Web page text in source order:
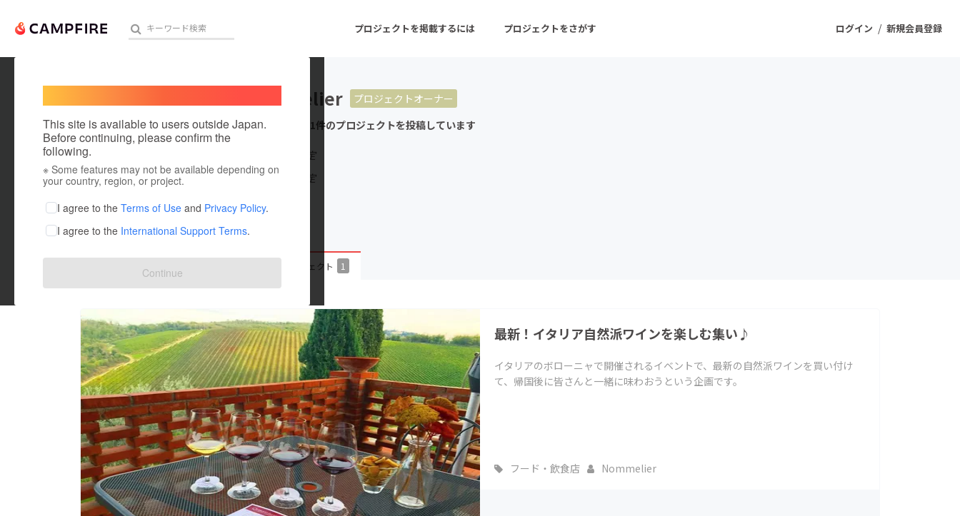
ログイン / 新規会員登録
プロジェクトを掲載するには プロジェクトをさがす
人気のプロジェクト 注目のリターン 注目の新着プロジェクト
アート・写真
テクノロジー・ガジェット
映像・映画
ビジネス・起業
チャレンジ
まちづくり・地域活性化
CAMPFIRE for Social Good
CAMPFIRE Creation
CAMPFIREふるさと納税
machi-ya コミュニティ
This site is available to users outside Japan.
Before continuing, please confirm the
following.
※ Some features may not be available depending on
your country, region, or project.
I agree to the Terms of Use and Privacy Policy.
I agree to the International Support Terms.
Continue
Nommelier
プロジェクトオーナー
これまでに1件のプロジェクトを投稿しています
在住国：未設定
出身国：未設定
プロジェクト 1
最新！イタリア自然派ワインを楽しむ集い♪
イタリアのボローニャで開催されるイベントで、最新の自然派ワインを買い付け
て、帰国後に皆さんと一緒に味わおうという企画です。
フード・飲食店 Nommelier